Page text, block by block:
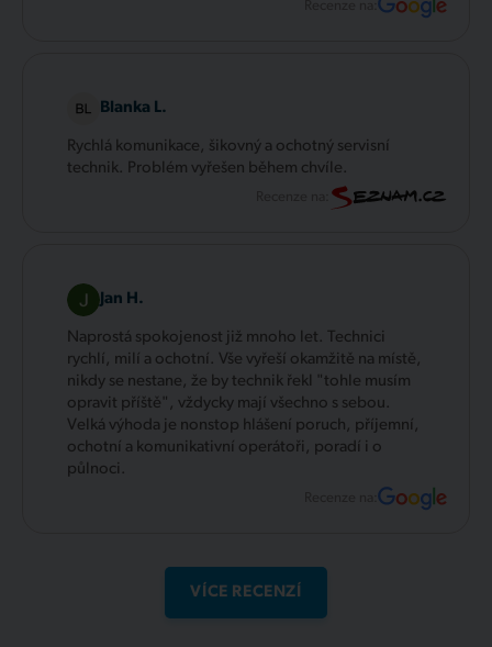
Recenze na:
Blanka L.
Rychlá komunikace, šikovný a ochotný servisní
technik. Problém vyřešen během chvíle.
Jan H.
Naprostá spokojenost již mnoho let. Technici
rychlí, milí a ochotní. Vše vyřeší okamžitě na místě,
nikdy se nestane, že by technik řekl "tohle musím
opravit příště", vždycky mají všechno s sebou.
Velká výhoda je nonstop hlášení poruch, příjemní,
ochotní a komunikativní operátoři, poradí i o
půlnoci.
Recenze na:
VÍCE RECENZÍ